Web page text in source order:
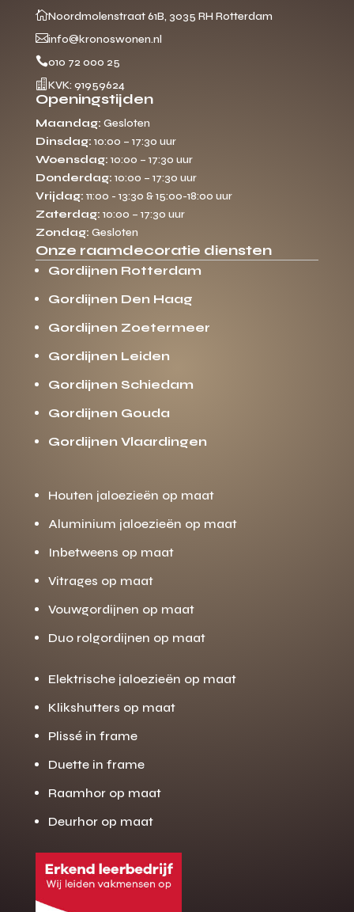
Noordmolenstraat 61B, 3035 RH Rotterdam
info@kronoswonen.nl
010 72 000 25
 KVK: 91959624
Openingstijden
Maandag: Gesloten
Dinsdag: 10:00 – 17:30 uur
Woensdag: 10:00 – 17:30 uur
Donderdag: 10:00 – 17:30 uur
Vrijdag: 11:00 - 13:30 & 15:00-18:00 uur
Zaterdag: 10:00 – 17:30 uur
Zondag: Gesloten
Onze raamdecoratie diensten
Gordijnen Rotterdam
Gordijnen Den Haag
Gordijnen Zoetermeer
Gordijnen Leiden
Gordijnen Schiedam
Gordijnen Gouda
Gordijnen Vlaardingen
Houten jaloezieën op maat
Aluminium jaloezieën op maat
Inbetweens op maat
Vitrages op maat
Vouwgordijnen op maat
Duo rolgordijnen op maat
Elektrische jaloezieën op maat
Klikshutters op maat
Plissé in frame
Duette in frame
Raamhor op maat
Deurhor op maat